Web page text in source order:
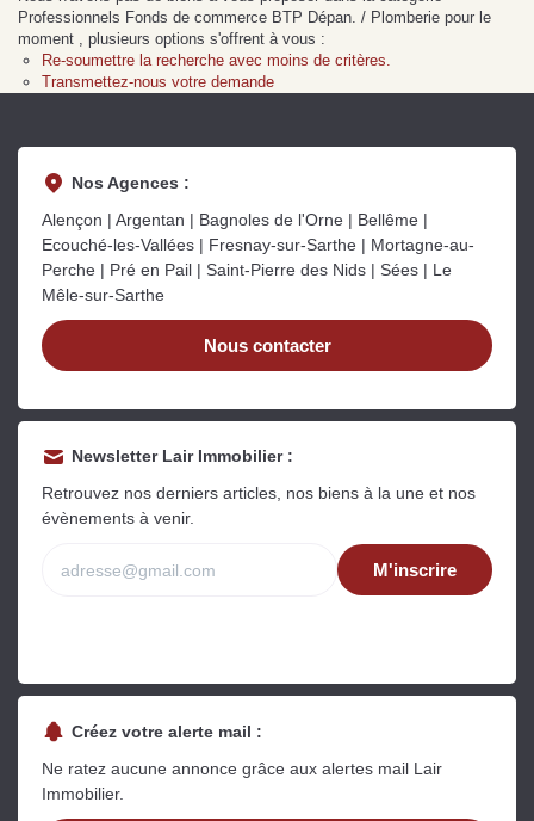
Sarthe pour booster sa
vente
Lire la suite
quelles sont les
conséquences ?
Lire la suite
Gratuit
Estimez votre bien en ligne.
en quelques clics.
Professionnels Fonds de commerce BTP Dépan. / Plomberie pour le
moment , plusieurs options s'offrent à vous :
Re-soumettre la recherche avec moins de critères.
Transmettez-nous votre demande
Nos Agences :
Alençon | Argentan | Bagnoles de l'Orne | Bellême |
Ecouché-les-Vallées | Fresnay-sur-Sarthe | Mortagne-au-
Perche | Pré en Pail | Saint-Pierre des Nids | Sées | Le
Mêle-sur-Sarthe
Nous contacter
Newsletter Lair Immobilier :
Retrouvez nos derniers articles, nos biens à la une et nos
évènements à venir.
M'inscrire
Créez votre alerte mail :
Ne ratez aucune annonce grâce aux alertes mail Lair
Immobilier.